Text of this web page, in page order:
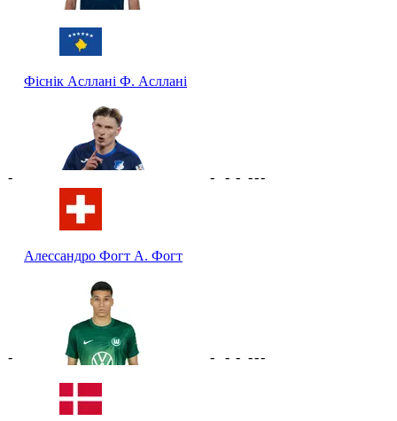
Фіснік Асллані Ф. Асллані
-
Алессандро Фогт А. Фогт
- - - ---
- - - - ---